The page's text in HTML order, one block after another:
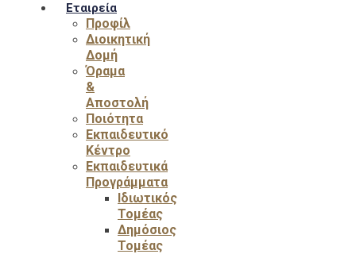
Εταιρεία
Προφίλ
Διοικητική
Δομή
Όραμα
&
Αποστολή
Ποιότητα
Εκπαιδευτικό
Κέντρο
Εκπαιδευτικά
Προγράμματα
Ιδιωτικός
Τομέας
Δημόσιος
Τομέας